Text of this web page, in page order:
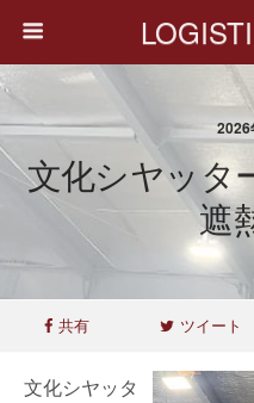
2026
文化シヤッタ
遮
共有 ツイート
文化シヤッタ